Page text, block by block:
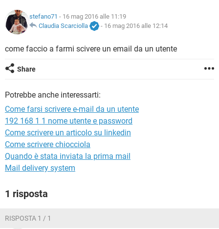
TIKTOK
HARDWARE
INSTAGRAM WHATSAPP
TIKTOK
HARDWARE
INTRATTENIMENTO
iOS WINDOWS 10
INSTAGRAM WHATSAPP
COVID-19 GAMING
INTRATTENIMENTO
iOS WINDOWS 10
INSTAGRAM
GLOSSARIO
COVID-19 GAMING
INSTAGRAM
TIKTOK FACEBOOK
stefano71 - 16 mag 2016 alle 11:19
Claudia Scarciolla
- 16 mag 2016 alle 12:14
come faccio a farmi scivere un email da un utente
Share
Potrebbe anche interessarti:
Come farsi scrivere e-mail da un utente
192 168 1 1 nome utente e password
Come scrivere un articolo su linkedin
Come scrivere chiocciola
Quando è stata inviata la prima mail
Mail delivery system
1 risposta
RISPOSTA 1 / 1